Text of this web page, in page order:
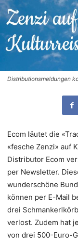
Distributionsmeldungen
Ecom läutet die
«fesche Zenzi» auf
Distributor Ecom
per Newsletter.
wunderschöne
können per E-Mail
drei
verlost. Zudem hat
von drei 500-Euro-